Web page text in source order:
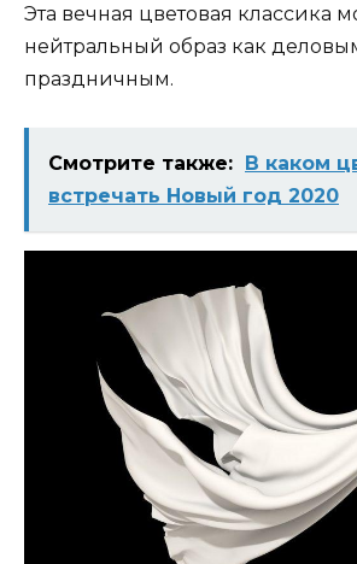
Эта вечная цветовая классика
нейтральный образ как
праздничным.
Смотрите также: В каком
встречать Новый год 2020